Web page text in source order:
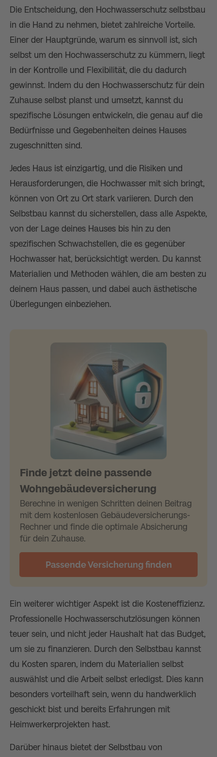
Die Entscheidung, den Hochwasserschutz selbstbau
in die Hand zu nehmen, bietet zahlreiche Vorteile.
Einer der Hauptgründe, warum es sinnvoll ist, sich
selbst um den Hochwasserschutz zu kümmern, liegt
in der Kontrolle und Flexibilität, die du dadurch
gewinnst. Indem du den Hochwasserschutz für dein
Zuhause selbst planst und umsetzt, kannst du
spezifische Lösungen entwickeln, die genau auf die
Bedürfnisse und Gegebenheiten deines Hauses
zugeschnitten sind.
Jedes Haus ist einzigartig, und die Risiken und
Herausforderungen, die Hochwasser mit sich bringt,
können von Ort zu Ort stark variieren. Durch den
Selbstbau kannst du sicherstellen, dass alle Aspekte,
von der Lage deines Hauses bis hin zu den
spezifischen Schwachstellen, die es gegenüber
Hochwasser hat, berücksichtigt werden. Du kannst
Materialien und Methoden wählen, die am besten zu
deinem Haus passen, und dabei auch ästhetische
Überlegungen einbeziehen.
Finde jetzt deine passende
Wohngebäudeversicherung
Berechne in wenigen Schritten deinen Beitrag
mit dem kostenlosen Gebäudeversicherungs-
Rechner und finde die optimale Absicherung
für dein Zuhause.
Passende Versicherung finden
Ein weiterer wichtiger Aspekt ist die Kosteneffizienz.
Professionelle Hochwasserschutzlösungen können
teuer sein, und nicht jeder Haushalt hat das Budget,
um sie zu finanzieren. Durch den Selbstbau kannst
du Kosten sparen, indem du Materialien selbst
auswählst und die Arbeit selbst erledigst. Dies kann
besonders vorteilhaft sein, wenn du handwerklich
geschickt bist und bereits Erfahrungen mit
Heimwerkerprojekten hast.
Darüber hinaus bietet der Selbstbau von